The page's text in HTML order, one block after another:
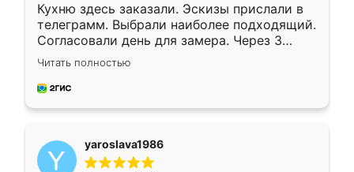
Кухню здесь заказали. Эскизы прислали в
телеграмм. Выбрали наиболее подходящий.
Согласовали день для замера. Через 3
недели кухня была уже готова. Остались
довольны работой. Спасибо Ренессанс
мебель за качественную работу!
Читать полностью
yaroslava1986